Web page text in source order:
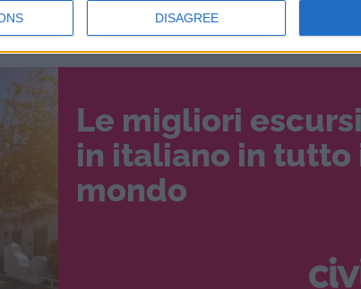
DISAGREE
il vostro CV.
Le migliori
in italiano in tutto
mondo